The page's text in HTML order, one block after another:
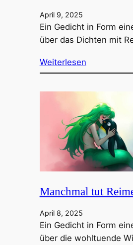
April 9, 2025
Ein Gedicht in Form
über das Dichten mit
Weiterlesen
Manchmal tut
April 8, 2025
Ein Gedicht in Form
über die wohltuende